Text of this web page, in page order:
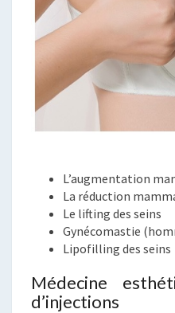
L’augmentation
La réduction
Le lifting des seins
Gynécomastie
Lipofilling des seins
Médecine
d’injections